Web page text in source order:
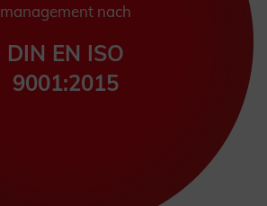
management nach
DIN EN ISO
9001:2015